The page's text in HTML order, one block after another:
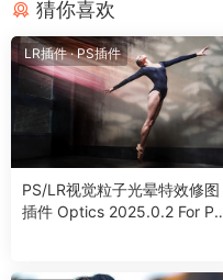
猜你喜欢
LR插件·PS插件
PS/LR视觉粒子光晕特效修图
插件 Optics 2025.0.2 For Ph